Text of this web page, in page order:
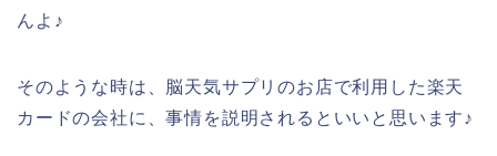
んよ♪
そのような時は、脳天気サプリのお店で利用した楽天
カードの会社に、事情を説明されるといいと思います♪